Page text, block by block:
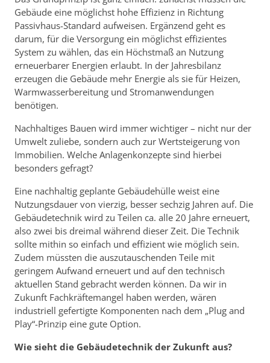
Gebäude eine möglichst hohe Effizienz in Richtung
Passivhaus-Standard aufweisen. Ergänzend geht es
darum, für die Versorgung ein möglichst effizientes
System zu wählen, das ein Höchstmaß an Nutzung
erneuerbarer Energien erlaubt. In der Jahresbilanz
erzeugen die Gebäude mehr Energie als sie für Heizen,
Warmwasserbereitung und Stromanwendungen
benötigen.
Nachhaltiges Bauen wird immer wichtiger – nicht nur der
Umwelt zuliebe, sondern auch zur Wertsteigerung von
Immobilien. Welche Anlagenkonzepte sind hierbei
besonders gefragt?
Eine nachhaltig geplante Gebäudehülle weist eine
Nutzungsdauer von vierzig, besser sechzig Jahren auf. Die
Gebäudetechnik wird zu Teilen ca. alle 20 Jahre erneuert,
also zwei bis dreimal während dieser Zeit. Die Technik
sollte mithin so einfach und effizient wie möglich sein.
Zudem müssten die auszutauschenden Teile mit
geringem Aufwand erneuert und auf den technisch
aktuellen Stand gebracht werden können. Da wir in
Zukunft Fachkräftemangel haben werden, wären
industriell gefertigte Komponenten nach dem „Plug and
Play“-Prinzip eine gute Option.
Wie sieht die Gebäudetechnik der Zukunft aus?